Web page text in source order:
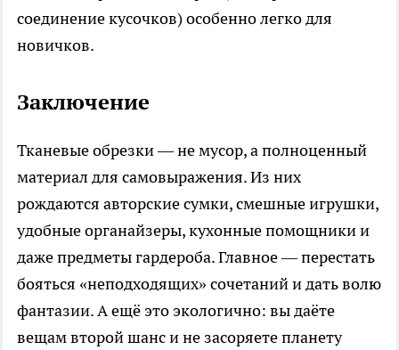
соединение кусочков) особенно легко для
новичков.
Заключение
Тканевые обрезки — не мусор, а полноценный
материал для самовыражения. Из них
рождаются авторские сумки, смешные игрушки,
удобные органайзеры, кухонные помощники и
даже предметы гардероба. Главное — перестать
бояться «неподходящих» сочетаний и дать волю
фантазии. А ещё это экологично: вы даёте
вещам второй шанс и не засоряете планету